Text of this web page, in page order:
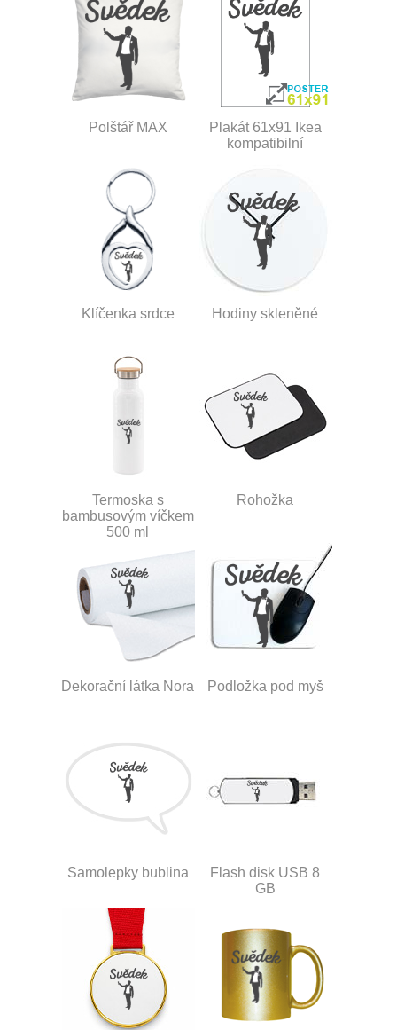
Polštář MAX
Plakát 61x91 Ikea
kompatibilní
Klíčenka srdce Hodiny skleněné
Termoska s
bambusovým víčkem
500 ml
Rohožka
Dekorační látka Nora Podložka pod myš
Samolepky bublina
Flash disk USB 8
GB